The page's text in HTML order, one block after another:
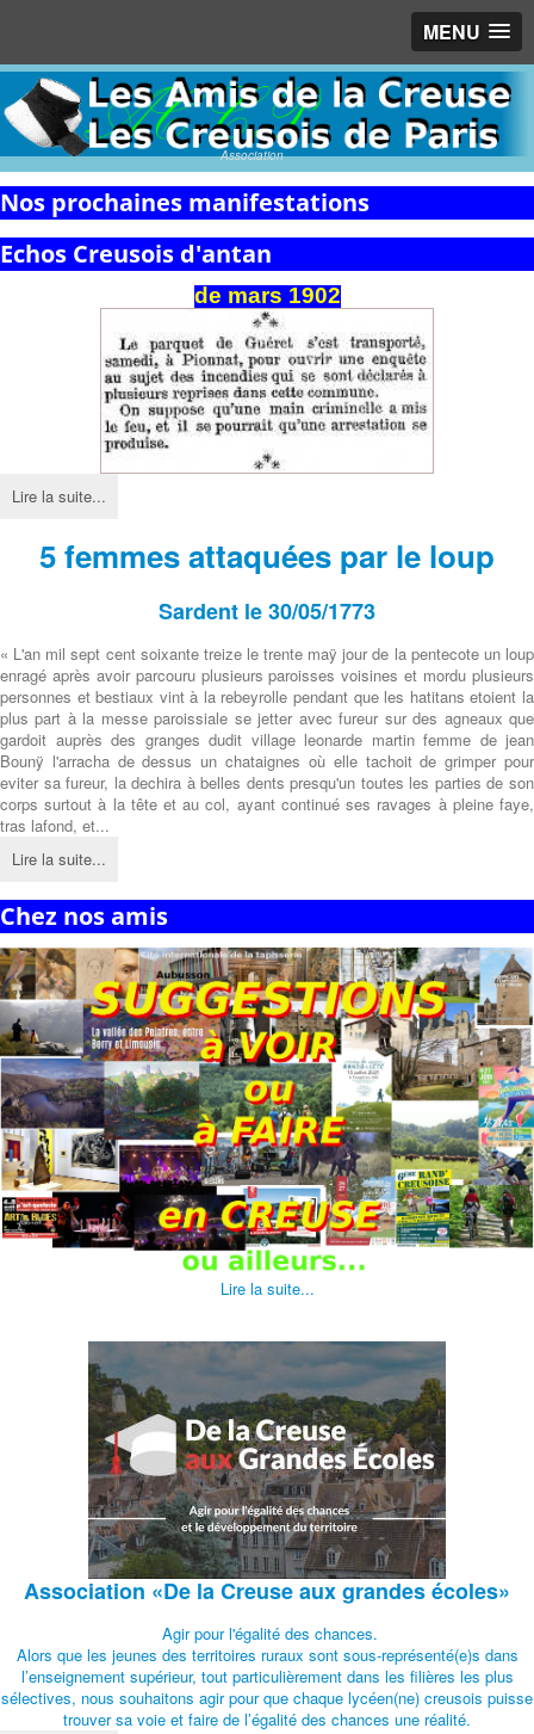
MENU
Association
Nos prochaines manifestations
Echos Creusois d'antan
de mars 1902
Lire la suite...
5 femmes attaquées par le loup
Sardent le 30/05/1773
« L'an mil sept cent soixante treize le trente maÿ jour de la pentecote un loup
enragé après avoir parcouru plusieurs paroisses voisines et mordu plusieurs
personnes et bestiaux vint à la rebeyrolle pendant que les hatitans etoient la
plus part à la messe paroissiale se jetter avec fureur sur des agneaux que
gardoit auprès des granges dudit village leonarde martin femme de jean
Bounÿ l'arracha de dessus un chataignes où elle tachoit de grimper pour
eviter sa fureur, la dechira à belles dents presqu'un toutes les parties de son
corps surtout à la tête et au col, ayant continué ses ravages à pleine faye,
tras lafond, et...
Lire la suite...
Chez nos amis
Lire la suite...
Association «De la Creuse aux grandes écoles»
Agir pour l'égalité des chances.
Alors que les jeunes des territoires ruraux sont sous-représenté(e)s dans
l’enseignement supérieur, tout particulièrement dans les filières les plus
sélectives, nous souhaitons agir pour que chaque lycéen(ne) creusois puisse
trouver sa voie et faire de l’égalité des chances une réalité.